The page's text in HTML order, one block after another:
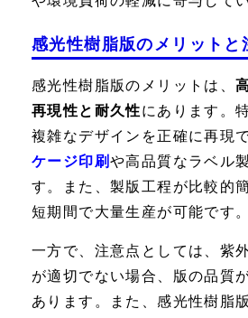
感光性樹脂版のメリットと
感光性樹脂版のメリットは、
再現性と耐久性にあります。
複雑なデザインを正確に再現
ケージ印刷 や高品質なラベル
す。また、製版工程が比較的
短期間で大量生産が可能です。
一方で、注意点としては、紫
が適切でない場合、版の品質
あります。また、感光性樹脂